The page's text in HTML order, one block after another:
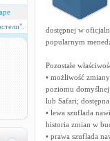
dostępnej w
popularnym
Pozostałe
• możliwość
poziomu
lub Safari;
• lewa szuflada
historia zmian w
• prawa szuflada